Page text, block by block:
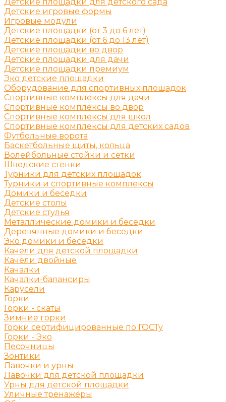
Детские игровые формы
Игровые модули
Детские площадки (от 3 до 6 лет)
Детские площадки (от 6 до 13 лет)
Детские площадки во двор
Детские площадки для дачи
Детские площадки премиум
Эко детские площадки
Оборудование для спортивных площадок
Спортивные комплексы для дачи
Спортивные комплексы во двор
Спортивные комплексы для школ
Спортивные комплексы для детских садов
Футбольные ворота
Баскетбольные щиты, кольца
Волейбольные стойки и сетки
Шведские стенки
Турники для детских площадок
Турники и спортивные комплексы
Домики и беседки
Детские столы
Детские стулья
Металлические домики и беседки
Деревянные домики и беседки
Эко домики и беседки
Качели для детской площадки
Качели двойные
Качалки
Качалки-балансиры
Карусели
Горки
Горки - скаты
Зимние горки
Горки сертифицированные по ГОСТу
Горки - Эко
Песочницы
Зонтики
Лавочки и урны
Лавочки для детской площадки
Урны для детской площадки
Уличные тренажёры